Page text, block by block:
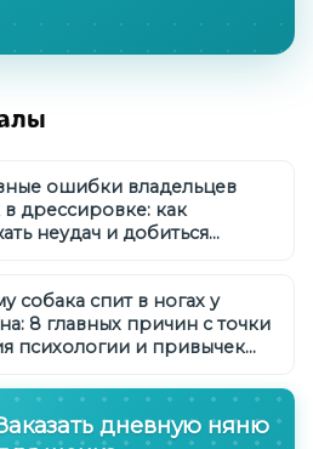
ошибки владельцев
в дрессировке: как
неудач и добиться
собака спит в ногах у
8 главных причин с точки
психологии и привычек
дневную няню